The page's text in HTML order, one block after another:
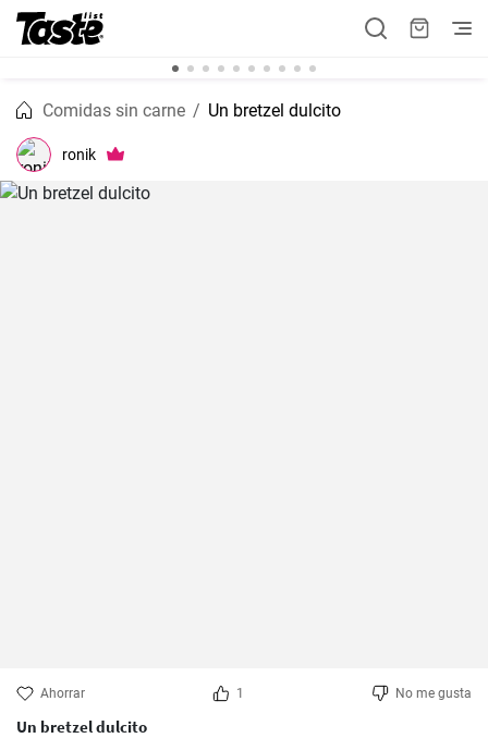
Comidas sin carne Un bretzel dulcito
ronik
Ahorrar 1 No me gusta
Un bretzel dulcito